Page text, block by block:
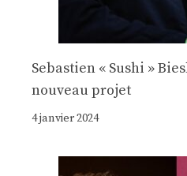
Sebastien « Sushi »
nouveau projet
4 janvier 2024